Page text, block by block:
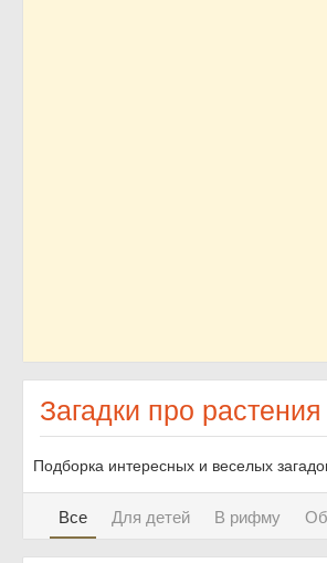
Загадки про
Подборка интересных и веселых
Все Для детей В рифму